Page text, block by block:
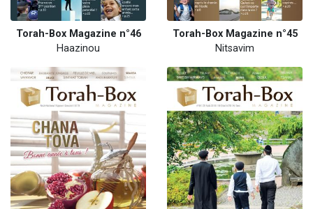
Torah-Box Magazine n°46
Haazinou
Torah-Box Magazine n°45
Nitsavim